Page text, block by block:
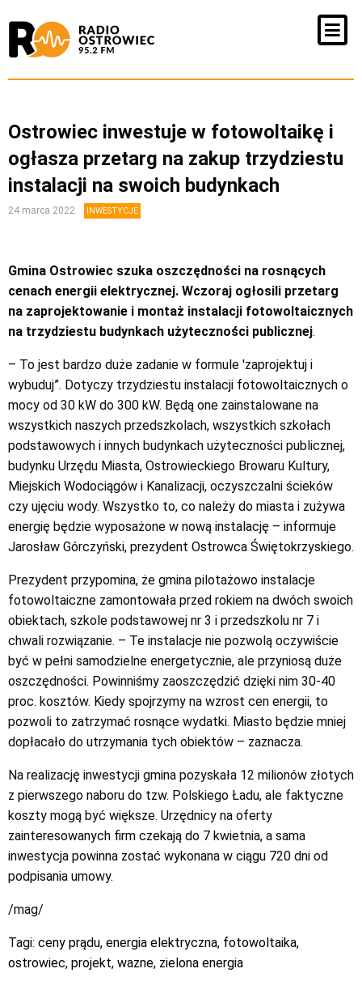
Ostrowiec inwestuje w fotowoltaikę i
ogłasza przetarg na zakup trzydziestu
instalacji na swoich budynkach
24 marca 2022 INWESTYCJE
Gmina Ostrowiec szuka oszczędności na rosnących
cenach energii elektrycznej. Wczoraj ogłosili przetarg
na zaprojektowanie i montaż instalacji fotowoltaicznych
na trzydziestu budynkach użyteczności publicznej.
– To jest bardzo duże zadanie w formule 'zaprojektuj i
wybuduj”. Dotyczy trzydziestu instalacji fotowoltaicznych o
mocy od 30 kW do 300 kW. Będą one zainstalowane na
wszystkich naszych przedszkolach, wszystkich szkołach
podstawowych i innych budynkach użyteczności publicznej,
budynku Urzędu Miasta, Ostrowieckiego Browaru Kultury,
Miejskich Wodociągów i Kanalizacji, oczyszczalni ścieków
czy ujęciu wody. Wszystko to, co należy do miasta i zużywa
energię będzie wyposażone w nową instalację – informuje
Jarosław Górczyński, prezydent Ostrowca Świętokrzyskiego.
Prezydent przypomina, że gmina pilotażowo instalacje
fotowoltaiczne zamontowała przed rokiem na dwóch swoich
obiektach, szkole podstawowej nr 3 i przedszkolu nr 7 i
chwali rozwiązanie. – Te instalacje nie pozwolą oczywiście
być w pełni samodzielne energetycznie, ale przyniosą duże
oszczędności. Powinniśmy zaoszczędzić dzięki nim 30-40
proc. kosztów. Kiedy spojrzymy na wzrost cen energii, to
pozwoli to zatrzymać rosnące wydatki. Miasto będzie mniej
dopłacało do utrzymania tych obiektów – zaznacza.
Na realizację inwestycji gmina pozyskała 12 milionów złotych
z pierwszego naboru do tzw. Polskiego Ładu, ale faktyczne
koszty mogą być większe. Urzędnicy na oferty
zainteresowanych firm czekają do 7 kwietnia, a sama
inwestycja powinna zostać wykonana w ciągu 720 dni od
podpisania umowy.
/mag/
Tagi: ceny prądu, energia elektryczna, fotowoltaika,
ostrowiec, projekt, wazne, zielona energia